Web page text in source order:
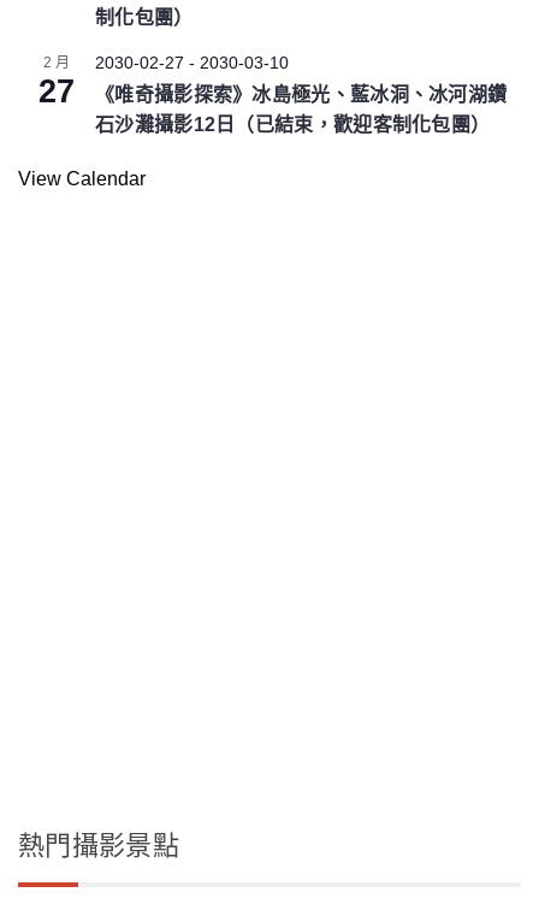
制化包團）
2 月
27
2030-02-27 - 2030-03-10
《唯奇攝影探索》冰島極光、藍冰洞、冰河湖鑽
石沙灘攝影12日（已結束，歡迎客制化包團）
View Calendar
熱門攝影景點